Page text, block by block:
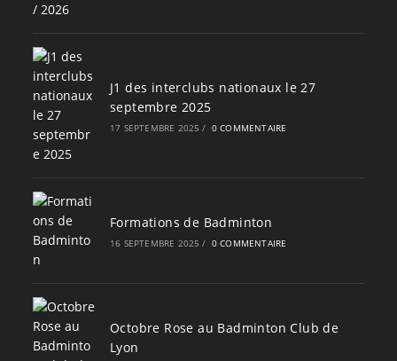
J1 des interclubs nationaux le 27
septembre 2025
17 SEPTEMBRE 2025 / 0 COMMENTAIRE
Formations de Badminton
16 SEPTEMBRE 2025 / 0 COMMENTAIRE
Octobre Rose au Badminton Club de
Lyon